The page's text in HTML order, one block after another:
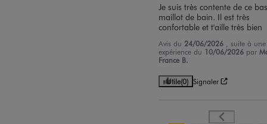
Je suis très contente de ce
maillot de bain. Il est très
confortable et t'aille très bien
Avis du 24/06/2026
, suite à une
expérience du 10/06/2026 par
France B.
Utile(0) Signaler